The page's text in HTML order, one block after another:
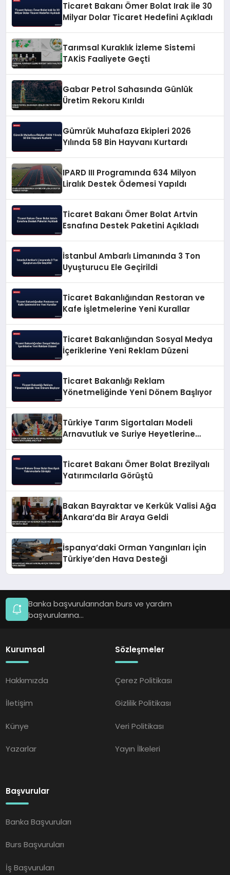
Ticaret Bakanı Ömer Bolat Irak ile 30
Milyar Dolar Ticaret Hedefini Açıkladı
Tarımsal Kuraklık İzleme Sistemi
TAKİS Faaliyete Geçti
Gabar Petrol Sahasında Günlük
Üretim Rekoru Kırıldı
Gümrük Muhafaza Ekipleri 2026
Yılında 58 Bin Hayvanı Kurtardı
IPARD III Programında 634 Milyon
Liralık Destek Ödemesi Yapıldı
Ticaret Bakanı Ömer Bolat Artvin
Esnafına Destek Paketini Açıkladı
İstanbul Ambarlı Limanında 3 Ton
Uyuşturucu Ele Geçirildi
Ticaret Bakanlığından Restoran ve
Kafe İşletmelerine Yeni Kurallar
Ticaret Bakanlığından Sosyal Medya
İçeriklerine Yeni Reklam Düzeni
Ticaret Bakanlığı Reklam
Yönetmeliğinde Yeni Dönem Başlıyor
Türkiye Tarım Sigortaları Modeli
Arnavutluk ve Suriye Heyetlerine
Ticaret Bakanı Ömer Bolat Brezilyalı
Yatırımcılarla Görüştü
Bakan Bayraktar ve Kerkük Valisi Ağa
Ankara’da Bir Araya Geldi
İspanya’daki Orman Yangınları İçin
Türkiye’den Hava Desteği
Banka başvurularından burs ve yardım
başvurularına...
Kurumsal
Hakkımızda
İletişim
Künye
Yazarlar
Sözleşmeler
Çerez Politikası
Gizlilik Politikası
Veri Politikası
Yayın İlkeleri
Başvurular
Banka Başvuruları
Burs Başvuruları
İş Başvuruları